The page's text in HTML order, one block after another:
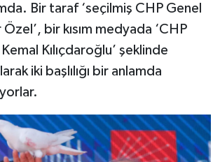
Bir taraf ‘seçilmiş CHP Genel
Özel’, bir kısım medyada ‘CHP
Kılıçdaroğlu’ şeklinde
iki başlılığı bir anlamda